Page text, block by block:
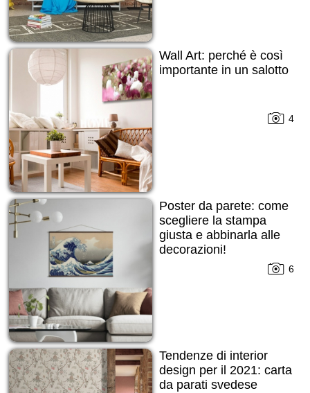
Wall Art: perché è così
importante in un salotto
4
Poster da parete: come
scegliere la stampa
giusta e abbinarla alle
decorazioni!
6
Tendenze di interior
design per il 2021: carta
da parati svedese